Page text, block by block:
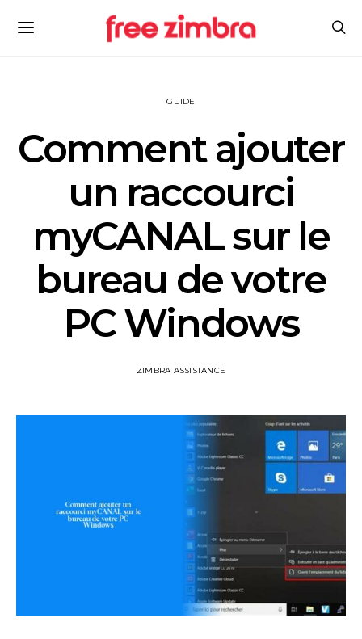
GUIDE
Comment ajouter
un raccourci
myCANAL sur le
bureau de votre
PC Windows
ZIMBRA ASSISTANCE